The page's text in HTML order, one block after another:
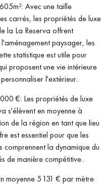
Avec une taille
carrés, les propriétés de luxe
la La Reserva offrent
paysager, les
statistique est utile pour
proposent une vie intérieure
l'extérieur..
€: Les propriétés de luxe
s'élèvent en moyenne à
de la région en tant que lieu
est essentiel pour que les
comprennent la dynamique du
de manière compétitive..
moyenne 5 131 € par mètre